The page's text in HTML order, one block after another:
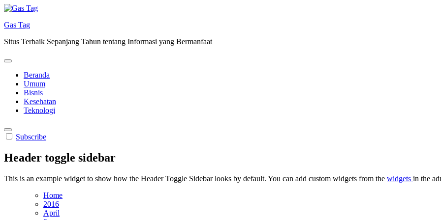
Skip
content
Gas Tag
Situs Terbaik Sepanjang Tahun tentang Informasi yang Bermanfaat
Beranda
Umum
Bisnis
Kesehatan
Teknologi
Subscribe
Header toggle sidebar
This is an example widget to show how the Header Toggle Sidebar looks by default. You can add custom widgets from the widgets in the
Home
2016
April